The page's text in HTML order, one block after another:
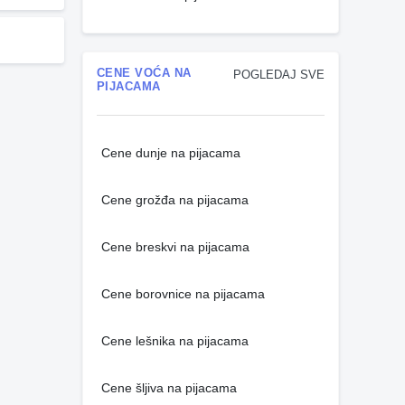
POGLEDAJ SVE
CENE VOĆA NA
PIJACAMA
Cene dunje na pijacama
Cene grožđa na pijacama
Cene breskvi na pijacama
Cene borovnice na pijacama
Cene lešnika na pijacama
Cene šljiva na pijacama